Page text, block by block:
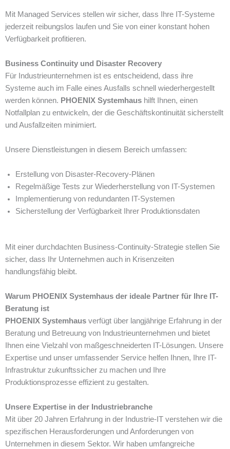
Mit Managed Services stellen wir sicher, dass Ihre IT-Systeme
jederzeit reibungslos laufen und Sie von einer konstant hohen
Verfügbarkeit profitieren.
Business Continuity und Disaster Recovery
Für Industrieunternehmen ist es entscheidend, dass ihre
Systeme auch im Falle eines Ausfalls schnell wiederhergestellt
werden können. PHOENIX Systemhaus hilft Ihnen, einen
Notfallplan zu entwickeln, der die Geschäftskontinuität sicherstellt
und Ausfallzeiten minimiert.
Unsere Dienstleistungen in diesem Bereich umfassen:
Erstellung von Disaster-Recovery-Plänen
Regelmäßige Tests zur Wiederherstellung von IT-Systemen
Implementierung von redundanten IT-Systemen
Sicherstellung der Verfügbarkeit Ihrer Produktionsdaten
Mit einer durchdachten Business-Continuity-Strategie stellen Sie
sicher, dass Ihr Unternehmen auch in Krisenzeiten
handlungsfähig bleibt.
Warum PHOENIX Systemhaus der ideale Partner für Ihre IT-
Beratung ist
PHOENIX Systemhaus verfügt über langjährige Erfahrung in der
Beratung und Betreuung von Industrieunternehmen und bietet
Ihnen eine Vielzahl von maßgeschneiderten IT-Lösungen. Unsere
Expertise und unser umfassender Service helfen Ihnen, Ihre IT-
Infrastruktur zukunftssicher zu machen und Ihre
Produktionsprozesse effizient zu gestalten.
Unsere Expertise in der Industriebranche
Mit über 20 Jahren Erfahrung in der Industrie-IT verstehen wir die
spezifischen Herausforderungen und Anforderungen von
Unternehmen in diesem Sektor. Wir haben umfangreiche